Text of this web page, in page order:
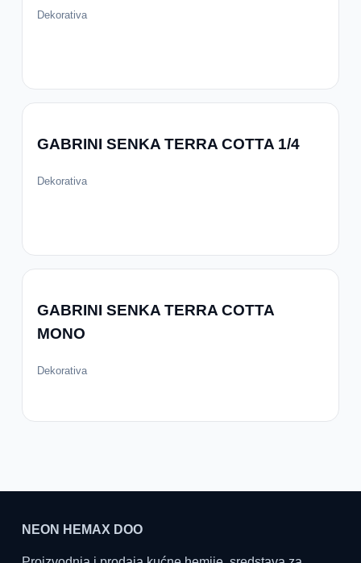
Dekorativa
GABRINI SENKA TERRA COTTA 1/4
Dekorativa
GABRINI SENKA TERRA COTTA
MONO
Dekorativa
NEON HEMAX DOO